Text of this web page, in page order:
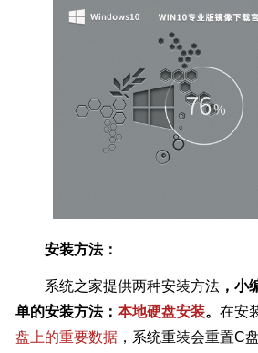
安装方法：
系统之家提供两种安装方法，小
单的安装方法： 本地硬盘安装。 在安
盘上的重要数据，系统重装会重置C